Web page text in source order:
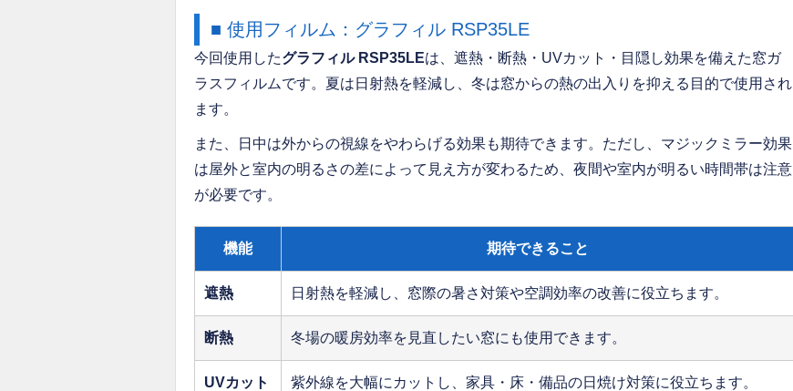
■ 使用フィルム：グラフィル RSP35LE
今回使用したグラフィル RSP35LEは、遮熱・断熱・UVカット・目隠し効果を備えた窓ガ
ラスフィルムです。夏は日射熱を軽減し、冬は窓からの熱の出入りを抑える目的で使用され
ます。
また、日中は外からの視線をやわらげる効果も期待できます。ただし、マジックミラー効果
は屋外と室内の明るさの差によって見え方が変わるため、夜間や室内が明るい時間帯は注意
が必要です。
機能 期待できること
遮熱 日射熱を軽減し、窓際の暑さ対策や空調効率の改善に役立ちます。
断熱 冬場の暖房効率を見直したい窓にも使用できます。
UVカット 紫外線を大幅にカットし、家具・床・備品の日焼け対策に役立ちます。